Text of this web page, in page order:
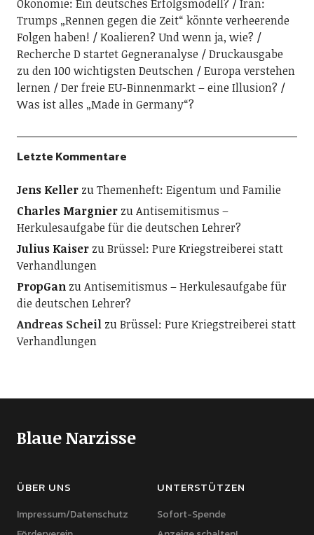
Ökonomie: Ein deutsches Erfolgsmodell?
Iran:
Trumps „Rennen gegen die Zeit“ könnte verheerende
Folgen haben!
Koalieren? Und wenn ja, wie?
Recherche D startet Gegneranalyse
Druckausgabe
zu den 100 wichtigsten Deutschen
Europa verstehen
lernen
Der freie EU-Binnenmarkt – eine Illusion?
Was ist alles „Made in Germany“?
Letzte Kommentare
Jens KellerzuThemenheft: Eigentum und Familie
Charles MargnierzuAntisemitismus –
Herkulesaufgabe für die deutschen Lehrer?
Julius KaiserzuBrüssel: Pure Kriegstreiberei statt
Verhandlungen
PropGanzuAntisemitismus – Herkulesaufgabe für
die deutschen Lehrer?
Andreas ScheilzuBrüssel: Pure Kriegstreiberei statt
Verhandlungen
Blaue Narzisse
ÜBER UNS
Impressum/Datenschutz
UNTERSTÜTZEN
Sofort-Spende